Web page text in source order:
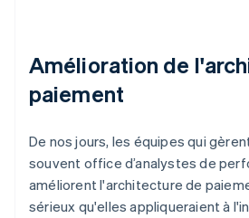
Amélioration de
paiement
De nos jours, les équipes qui
souvent office d’analystes de
améliorent l'architecture de
sérieux qu'elles appliqueraient à